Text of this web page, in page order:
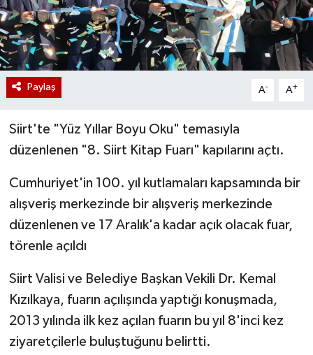
Paylaş A- A+
Siirt'te "Yüz Yıllar Boyu Oku" temasıyla
düzenlenen "8. Siirt Kitap Fuarı" kapılarını açtı.
Cumhuriyet'in 100. yıl kutlamaları kapsamında bir
alışveriş merkezinde bir alışveriş merkezinde
düzenlenen ve 17 Aralık'a kadar açık olacak fuar,
törenle açıldı
Siirt Valisi ve Belediye Başkan Vekili Dr. Kemal
Kızılkaya, fuarın açılışında yaptığı konuşmada,
2013 yılında ilk kez açılan fuarın bu yıl 8'inci kez
ziyaretçilerle buluştuğunu belirtti.